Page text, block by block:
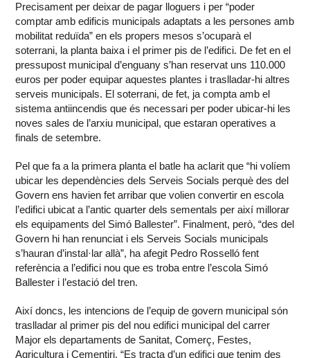
Precisament per deixar de pagar lloguers i per “poder
comptar amb edificis municipals adaptats a les persones amb
mobilitat reduïda” en els propers mesos s’ocuparà el
soterrani, la planta baixa i el primer pis de l’edifici. De fet en el
pressupost municipal d’enguany s’han reservat uns 110.000
euros per poder equipar aquestes plantes i traslladar-hi altres
serveis municipals. El soterrani, de fet, ja compta amb el
sistema antiincendis que és necessari per poder ubicar-hi les
noves sales de l’arxiu municipal, que estaran operatives a
finals de setembre.
Pel que fa a la primera planta el batle ha aclarit que “hi volíem
ubicar les dependències dels Serveis Socials perquè des del
Govern ens havien fet arribar que volien convertir en escola
l’edifici ubicat a l’antic quarter dels sementals per així millorar
els equipaments del Simó Ballester”. Finalment, però, “des del
Govern hi han renunciat i els Serveis Socials municipals
s’hauran d’instal·lar allà”, ha afegit Pedro Rosselló fent
referència a l’edifici nou que es troba entre l’escola Simó
Ballester i l’estació del tren.
Així doncs, les intencions de l’equip de govern municipal són
traslladar al primer pis del nou edifici municipal del carrer
Major els departaments de Sanitat, Comerç, Festes,
Agricultura i Cementiri. “Es tracta d’un edifici que tenim des